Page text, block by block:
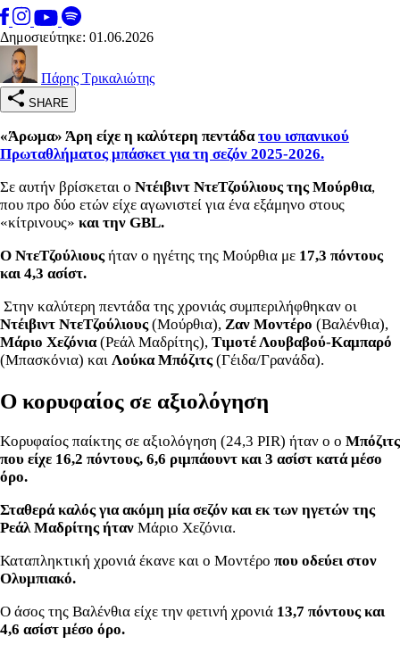
Δημοσιεύτηκε: 01.06.2026
Πάρης Τρικαλιώτης
SHARE
«Άρωμα» Άρη είχε η καλύτερη πεντάδατου ισπανικού
Πρωταθλήματος μπάσκετ για τη σεζόν 2025-2026.
Σε αυτήν βρίσκεται ο Ντέιβιντ ΝτεΤζούλιους της Μούρθια,
που προ δύο ετών είχε αγωνιστεί για ένα εξάμηνο στους
«κίτρινους» και την GBL.
Ο ΝτεΤζούλιουςήταν ο ηγέτης της Μούρθια με 17,3 πόντους
και 4,3 ασίστ.
Στην καλύτερη πεντάδα της χρονιάς συμπεριλήφθηκαν οι
Ντέιβιντ ΝτεΤζούλιους(Μούρθια), Ζαν Μοντέρο (Βαλένθια),
Μάριο Χεζόνια(Ρεάλ Μαδρίτης), Τιμοτέ Λουβαβού-Καμπαρό
(Μπασκόνια) και Λούκα Μπόζιτς(Γέιδα/Γρανάδα).
Ο κορυφαίος σε αξιολόγηση
Κορυφαίος παίκτης σε αξιολόγηση (24,3 PIR) ήταν ο ο Μπόζιτς
που είχε 16,2 πόντους, 6,6 ριμπάουντ και 3 ασίστ κατά μέσο
όρο.
Σταθερά καλός για ακόμη μία σεζόν και εκ των ηγετών της
Ρεάλ Μαδρίτης ήταν Μάριο Χεζόνια.
Καταπληκτική χρονιά έκανε και ο Μοντέρο που οδεύει στον
Ολυμπιακό.
Ο άσος της Βαλένθια είχε την φετινή χρονιά 13,7 πόντους και
4,6 ασίστ μέσο όρο.